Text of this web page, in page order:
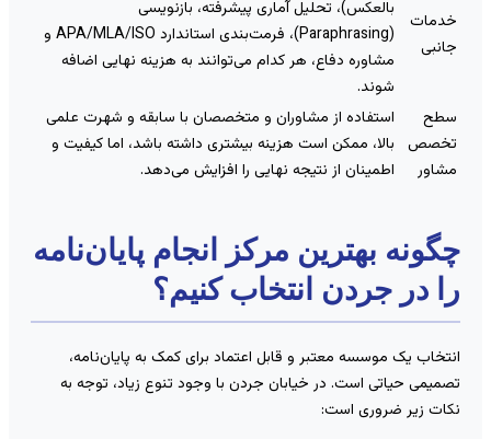
خدمات
بالعکس)، تحلیل آماری پیشرفته، بازنویسی
(Paraphrasing)، فرمت‌بندی استاندارد APA/MLA/ISO و
مشاوره دفاع، هر کدام می‌توانند به هزینه نهایی اضافه
شوند.
تخصص
مشاور
استفاده از مشاوران و متخصصان با سابقه و شهرت علمی
بالا، ممکن است هزینه بیشتری داشته باشد، اما کیفیت و
اطمینان از نتیجه نهایی را افزایش می‌دهد.
بهترین مرکز انجام پایان‌نامه
در جردن انتخاب کنیم؟
یک موسسه معتبر و قابل اعتماد برای کمک به پایان‌نامه،
حیاتی است. در خیابان جردن با وجود تنوع زیاد، توجه به
زیر ضروری است: